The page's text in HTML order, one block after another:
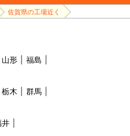
佐賀県の工場近く
山形
福島
栃木
群馬
井